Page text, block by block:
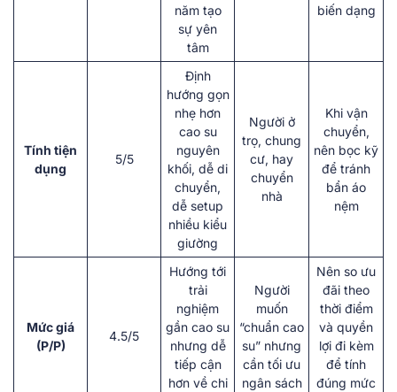
năm tạo
sự yên
tâm
biến dạng
Tính tiện
dụng
5/5
Định
hướng gọn
nhẹ hơn
cao su
nguyên
khối, dễ di
chuyển,
dễ setup
nhiều kiểu
giường
Người ở
trọ, chung
cư, hay
chuyển
nhà
Khi vận
chuyển,
nên bọc kỹ
để tránh
bẩn áo
nệm
Mức giá
(P/P)
4.5/5
Hướng tới
trải
nghiệm
gần cao su
nhưng dễ
tiếp cận
hơn về chi
Người
muốn
“chuẩn cao
su” nhưng
cần tối ưu
ngân sách
Nên so ưu
đãi theo
thời điểm
và quyền
lợi đi kèm
để tính
đúng mức